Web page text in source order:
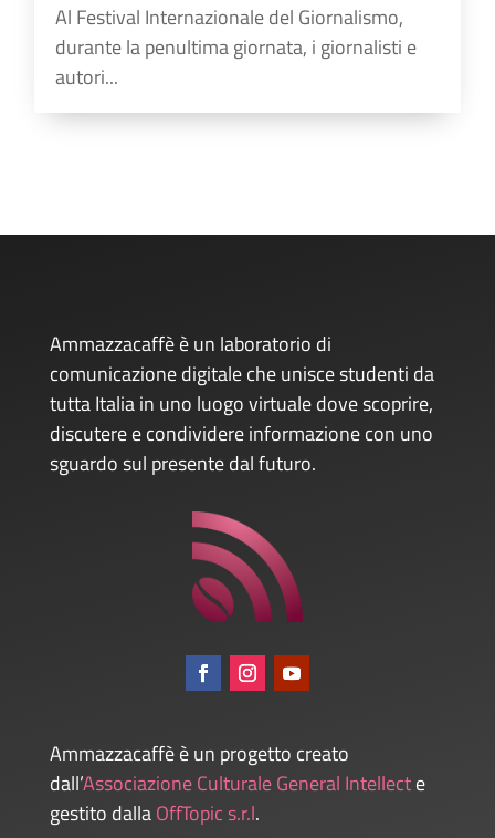
Al Festival Internazionale del Giornalismo,
durante la penultima giornata, i giornalisti e
autori...
Ammazzacaffè è un laboratorio di
comunicazione digitale che unisce studenti da
tutta Italia in uno luogo virtuale dove scoprire,
discutere e condividere informazione con uno
sguardo sul presente dal futuro.
Ammazzacaffè è un progetto creato
dall’Associazione Culturale General Intellecte
gestito dallaOffTopic s.r.l.